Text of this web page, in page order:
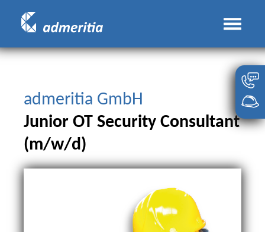
admeritia GmbH
Junior OT Security Consultant
(m/w/d)